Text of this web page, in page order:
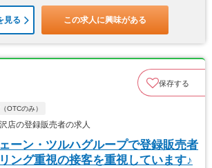
見る この求人に興味がある
保存する
OTCのみ）
店の登録販売者の求人
ーン・ツルハグループで登録販売者
ング重視の接客を重視しています♪